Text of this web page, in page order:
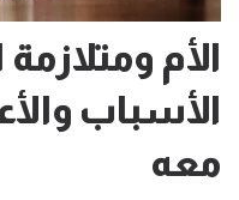
الأم
الأسباب
معه